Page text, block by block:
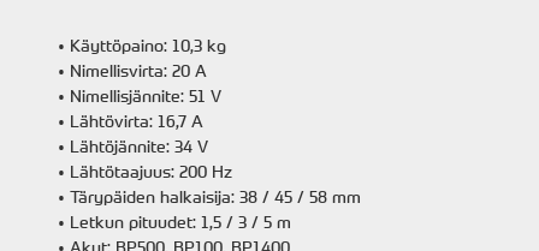
• Käyttöpaino: 10,3 kg
• Nimellisvirta: 20 A
• Nimellisjännite: 51 V
• Lähtövirta: 16,7 A
• Lähtöjännite: 34 V
• Lähtötaajuus: 200 Hz
• Tärypäiden halkaisija: 38 / 45 / 58 mm
• Letkun pituudet: 1,5 / 3 / 5 m